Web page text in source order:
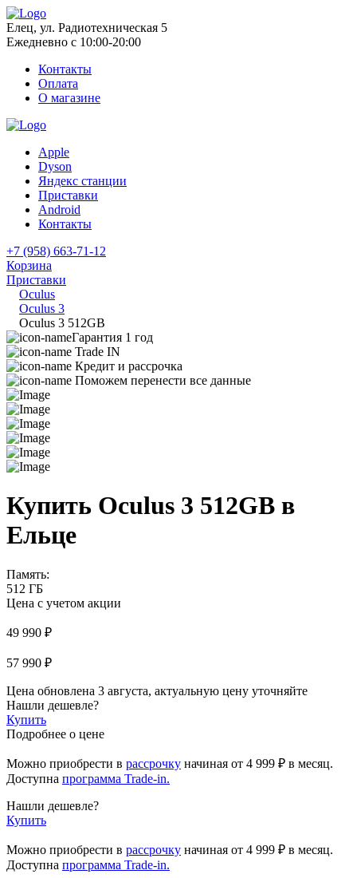
Елец, ул. Радиотехническая 5
Ежедневно с 10:00-20:00
Контакты
Оплата
О магазине
Apple
Dyson
Яндекс станции
Приставки
Android
Контакты
+7 (958) 663-71-12
Корзина
Приставки
Oculus
Oculus 3
Oculus 3 512GB
Гарантия 1 год
Trade IN
Кредит и рассрочка
Поможем перенести все данные
Купить Oculus 3 512GB в
Ельце
Память:
512 ГБ
Цена с учетом акции
49 990 ₽
57 990 ₽
Цена обновлена 3 августа, актуальную цену уточняйте
Нашли дешевле?
Купить
Подробнее о цене
Можно приобрести в рассрочку начиная от 4 999 ₽ в месяц.
Доступна программа Trade-in.
Нашли дешевле?
Купить
Можно приобрести в рассрочку начиная от 4 999 ₽ в месяц.
Доступна программа Trade-in.